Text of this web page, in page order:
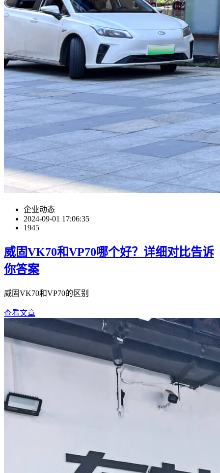
企业动态
2024-09-01 17:06:35
1945
威固VK70和VP70哪个好？详细对比告诉
你答案
威固VK70和VP70的区别
查看文章